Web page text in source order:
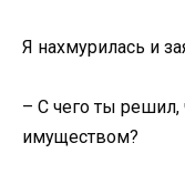
Я нахмурилась и
– С чего ты
имуществом?